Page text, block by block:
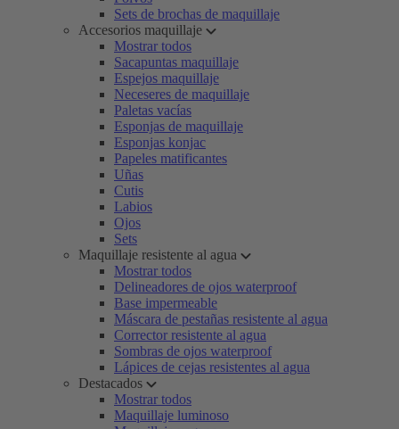
Sets de brochas de maquillaje
Accesorios maquillaje
Mostrar todos
Sacapuntas maquillaje
Espejos maquillaje
Neceseres de maquillaje
Paletas vacías
Esponjas de maquillaje
Esponjas konjac
Papeles matificantes
Uñas
Cutis
Labios
Ojos
Sets
Maquillaje resistente al agua
Mostrar todos
Delineadores de ojos waterproof
Base impermeable
Máscara de pestañas resistente al agua
Corrector resistente al agua
Sombras de ojos waterproof
Lápices de cejas resistentes al agua
Destacados
Mostrar todos
Maquillaje luminoso